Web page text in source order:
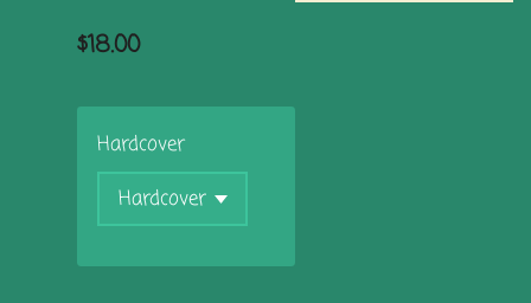
$18.00
Hardcover